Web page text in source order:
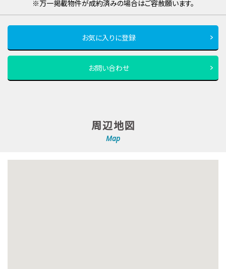
※万一掲載物件が成約済みの場合はご容赦願います。
お気に入りに登録
お問い合わせ
周辺地図
Map